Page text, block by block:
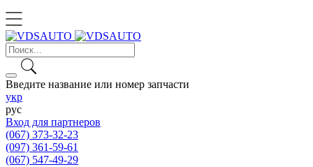
Введите название или номер запчасти
укр
рус
Вход для партнеров
(067) 373-32-23
(097) 361-59-61
(067) 547-49-29